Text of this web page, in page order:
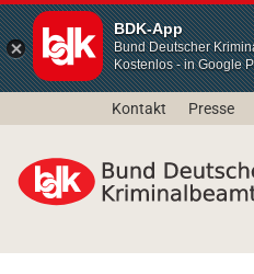
BDK-App
Bund Deutscher
Kostenlos - in Google
Kontakt Presse